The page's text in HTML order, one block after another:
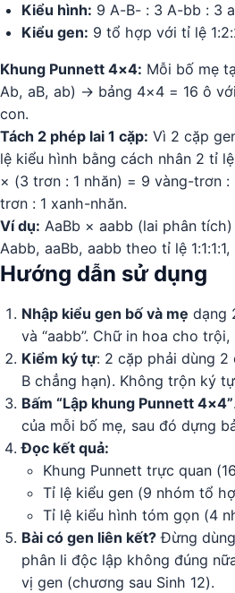
Kiểu hình: 9 A-B- : 3 A-bb : 3
Kiểu gen: 9 tổ hợp với tỉ lệ
Khung Punnett 4×4: Mỗi bố mẹ
Ab, aB, ab) → bảng 4×4 = 16 ô
con.
Tách 2 phép lai 1 cặp: Vì 2 cặp
lệ kiểu hình bằng cách nhân 2 tỉ
× (3 trơn : 1 nhăn) = 9 vàng-trơn
trơn : 1 xanh-nhăn.
Ví dụ: AaBb × aabb (lai phân
Aabb, aaBb, aabb theo tỉ lệ
Hướng dẫn sử dụng
Nhập kiểu gen bố và mẹ dạng
và “aabb”. Chữ in hoa cho
Kiểm ký tự: 2 cặp phải dùng 2
B chẳng hạn). Không trộn ký
Bấm “Lập khung Punnett 4×4”
của mỗi bố mẹ, sau đó dựng
Đọc kết quả:
Khung Punnett trực quan
Tỉ lệ kiểu gen (9 nhóm tổ
Tỉ lệ kiểu hình tóm gọn (4
Bài có gen liên kết? Đừng
phân li độc lập không đúng
vị gen (chương sau Sinh 12).